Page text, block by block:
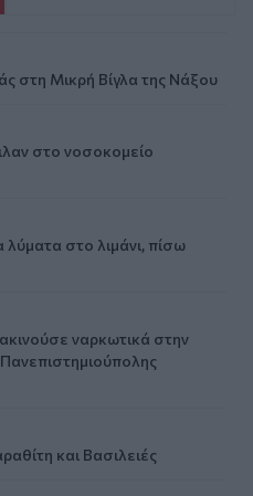
στη Μικρή Βίγλα της Νάξου
στο νοσοκομείο
λύματα στο λιμάνι, πίσω
ναρκωτικά στην
και Βασιλειές